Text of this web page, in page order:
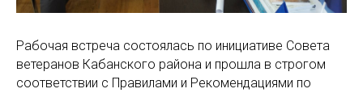
Рабочая встреча состоялась по инициативе Совета
ветеранов Кабанского района и прошла в строгом
соответствии с Правилами и Рекомендациями по